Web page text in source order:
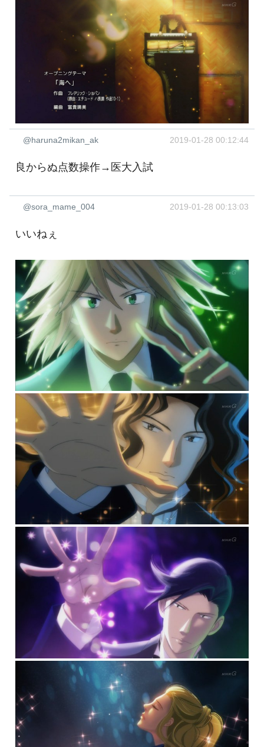
@haruna2mikan_ak 2019-01-28 00:12:44
良からぬ点数操作→医大入試
@sora_mame_004 2019-01-28 00:13:03
いいねぇ